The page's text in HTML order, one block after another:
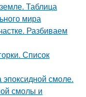
Таблица
мира
Разбиваем
Список
смоле.
смолы и